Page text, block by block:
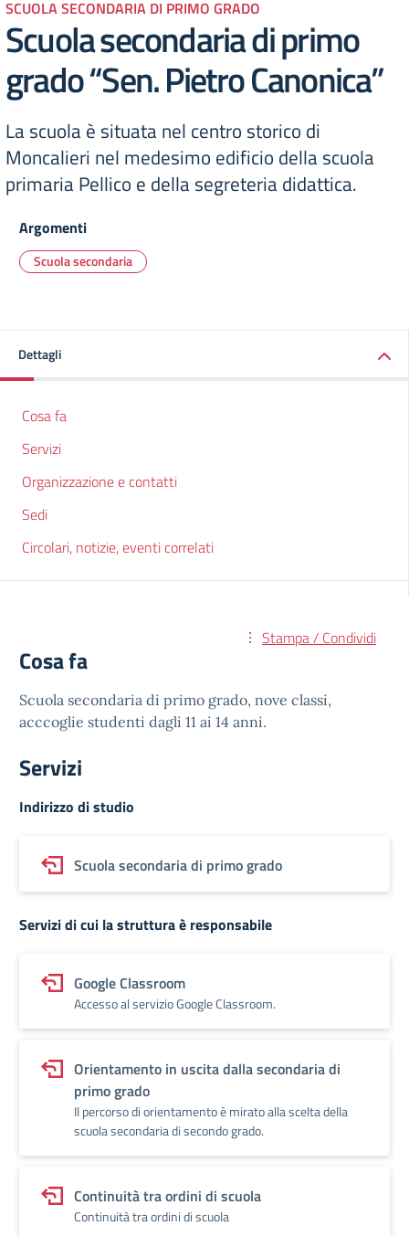
SCUOLA SECONDARIA DI PRIMO GRADO
Scuola secondaria di primo
grado “Sen. Pietro Canonica”
La scuola è situata nel centro storico di
Moncalieri nel medesimo edificio della scuola
primaria Pellico e della segreteria didattica.
Argomenti
Scuola secondaria
Dettagli
Cosa fa
Servizi
Organizzazione e contatti
Sedi
Circolari, notizie, eventi correlati
Stampa / Condividi
Cosa fa
Scuola secondaria di primo grado, nove classi,
acccoglie studenti dagli 11 ai 14 anni.
Servizi
Indirizzo di studio
Scuola secondaria di primo grado
Servizi di cui la struttura è responsabile
Google Classroom
Accesso al servizio Google Classroom.
Orientamento in uscita dalla secondaria di
primo grado
Il percorso di orientamento è mirato alla scelta della
scuola secondaria di secondo grado.
Continuità tra ordini di scuola
Continuità tra ordini di scuola